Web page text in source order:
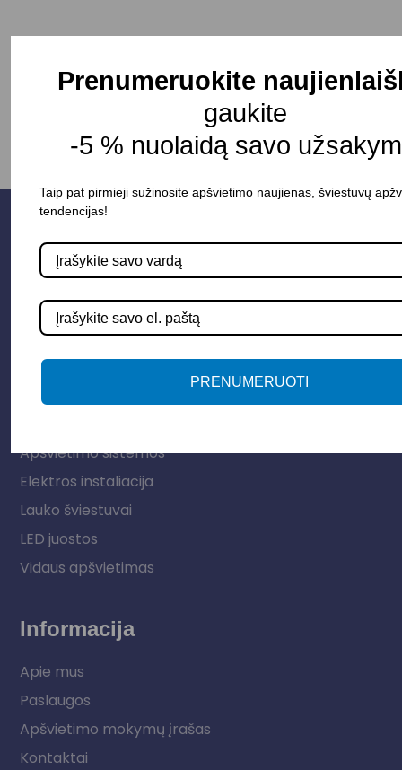
Į KREPŠELĮ
Parduotuvė
Apšvietimo sistemos
Elektros instaliacija
Lauko šviestuvai
LED juostos
Vidaus apšvietimas
Informacija
Apie mus
Paslaugos
Apšvietimo mokymų įrašas
Kontaktai
Prenumeruokite
gaukite
-5 % nuolaidą savo
Taip pat pirmieji sužinosite apšvietimo naujienas, šviestuvų
tendencijas!
PRENUMERUOTI